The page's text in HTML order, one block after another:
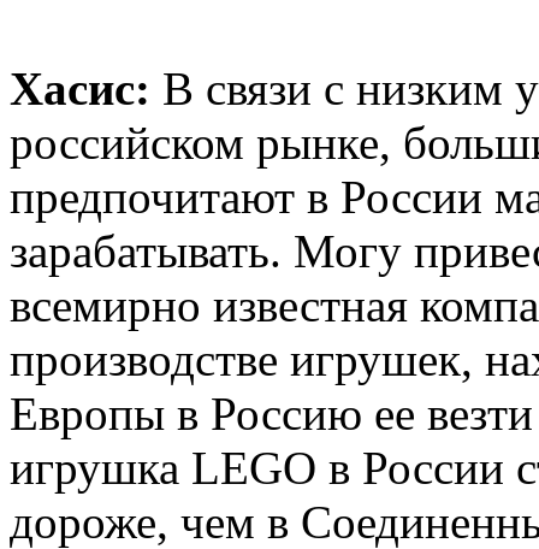
Хасис: В связи с низким
российском рынке,
предпочитают в России
зарабатывать. Могу
всемирно известная
производстве игрушек,
Европы в Россию ее
игрушка LEGO в России
дороже, чем в